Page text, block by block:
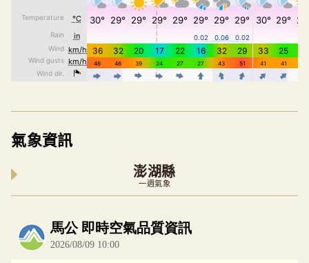
氣象資訊
澎湖縣
一週氣象
內嵌空氣品質小工具為視覺預覽，完整即時空